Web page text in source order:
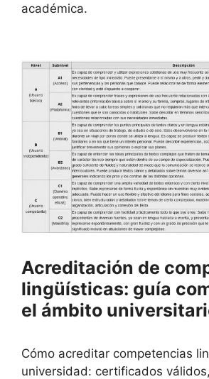
académica.
Acreditación de
lingüísticas: guía
el ámbito
Cómo acreditar competencias
universidad: certificados